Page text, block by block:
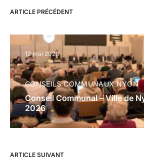
ARTICLE PRÉCÉDENT
12 mai 2026
CONSEILS COMMUNAUX NYON
Conseil Communal – Ville de
2026
ARTICLE SUIVANT